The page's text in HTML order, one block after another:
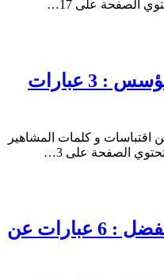
الصفحة على 17…
حكم و أقوال عن المؤسس : 3 عبارات
و كلمات المشاهير
الصفحة على 3…
حكم و أقوال عن المفضل : 6 عبارات عن